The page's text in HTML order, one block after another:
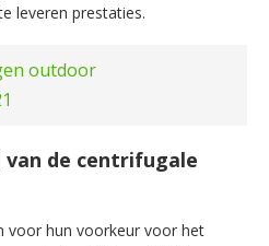
leveren prestaties.
outdoor
van de centrifugale
voor hun voorkeur voor het